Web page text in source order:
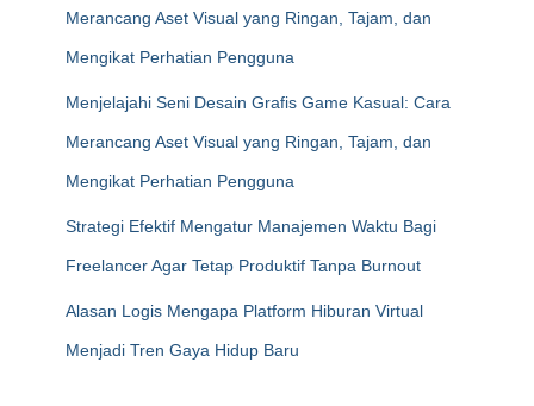
Merancang Aset Visual yang Ringan, Tajam, dan
Mengikat Perhatian Pengguna
Menjelajahi Seni Desain Grafis Game Kasual: Cara
Merancang Aset Visual yang Ringan, Tajam, dan
Mengikat Perhatian Pengguna
Strategi Efektif Mengatur Manajemen Waktu Bagi
Freelancer Agar Tetap Produktif Tanpa Burnout
Alasan Logis Mengapa Platform Hiburan Virtual
Menjadi Tren Gaya Hidup Baru